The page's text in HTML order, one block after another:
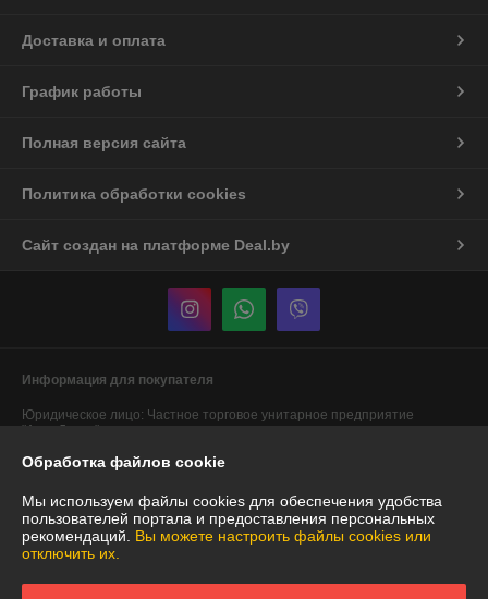
Доставка и оплата
График работы
Полная версия сайта
Политика обработки cookies
Сайт создан на платформе Deal.by
Информация для покупателя
Юридическое лицо: Частное торговое унитарное предприятие
"АннаДекор"
УНП: 290487319
Регистрационный орган: Брестский областной исполнительный
Обработка файлов cookie
Мы используем файлы cookies для обеспечения удобства
пользователей портала и предоставления персональных
рекомендаций. Вы можете настроить файлы cookies или
отключить их.